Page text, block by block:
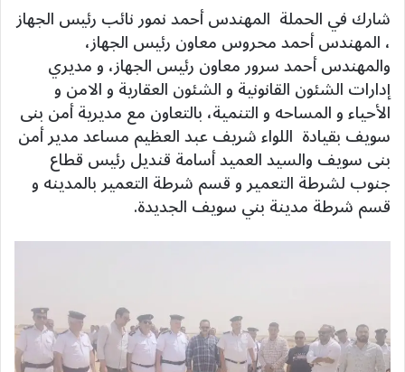
شارك في الحملة المهندس أحمد نمور نائب رئيس الجهاز
، المهندس أحمد محروس معاون رئيس الجهاز،
والمهندس أحمد سرور معاون رئيس الجهاز، و مديري
إدارات الشئون القانونية و الشئون العقارية و الامن و
الأحياء و المساحه و التنمية، بالتعاون مع مديرية أمن بنى
سويف بقيادة اللواء شريف عبد العظيم مساعد مدير أمن
بنى سويف والسيد العميد أسامة قنديل رئيس قطاع
جنوب لشرطة التعمير و قسم شرطة التعمير بالمدينه و
قسم شرطة مدينة بني سويف الجديدة.